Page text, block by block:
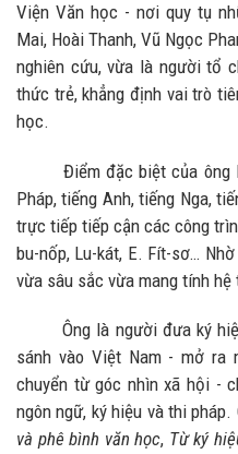
Viện Văn học - nơi quy tụ
Mai, Hoài Thanh, Vũ Ngọc
nghiên cứu, vừa là người tổ
thức trẻ, khẳng định vai trò
học.
Điểm đặc biệt của ông là
Pháp, tiếng Anh, tiếng Nga,
trực tiếp tiếp cận các công
bu-nốp, Lu-kát, E. Fít-sơ…
vừa sâu sắc vừa mang tính hệ
Ông là người đưa ký
sánh vào Việt Nam - mở ra
chuyển từ góc nhìn xã hội -
ngôn ngữ, ký hiệu và thi
và phê bình văn học, Từ ký